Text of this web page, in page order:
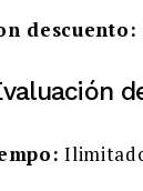
descuento: